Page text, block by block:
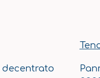
decentrato